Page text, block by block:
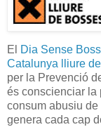
El Dia Sense
Catalunya lliure
per la Prevenció
és conscienciar la
consum abusiu
genera cada cap